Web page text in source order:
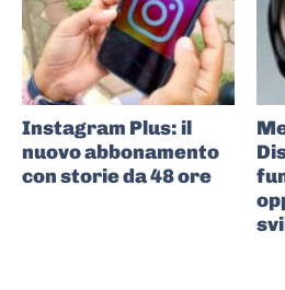
Instagram Plus: il
nuovo abbonamento
con storie da 48 ore